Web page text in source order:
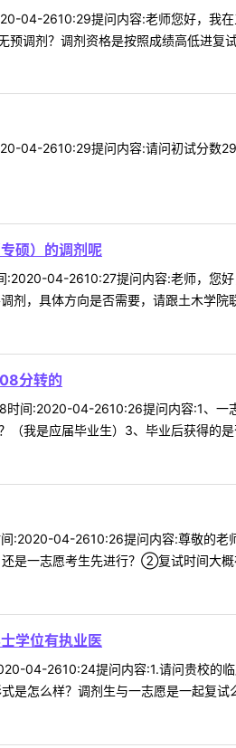
04-2610:29提问内容:老师您好，我
调剂？调剂资格是按照成绩高低进复
04-2610:29提问内容:请问初试分数
硕）的调剂呢
04-2610:27提问内容:老师，您
剂，具体方向是否需要，请跟土木学
分转的
间:2020-04-2610:26提问内容:1、
我是应届毕业生）3、毕业后获得的是
:2020-04-2610:26提问内容:尊敬的老
是一志愿考生先进行？②复试时间大
学位有执业医
04-2610:24提问内容:1.请问贵校的
是怎么样？调剂生与一志愿是一起复试